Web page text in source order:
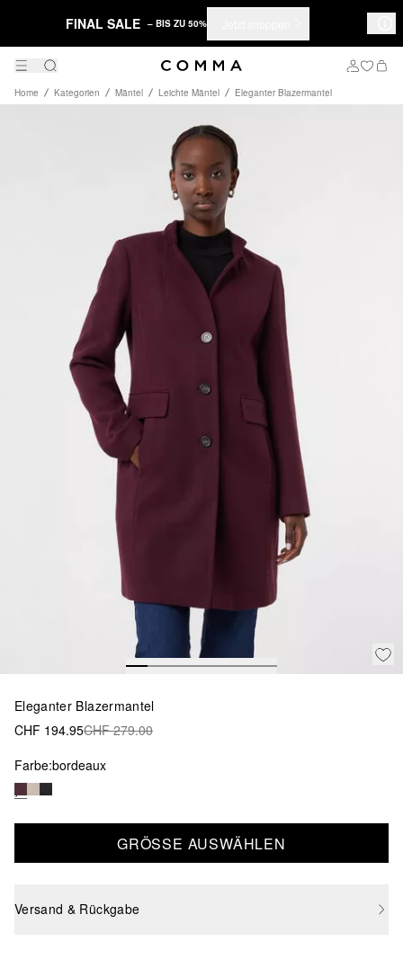
FINAL SALE – BIS ZU 50%
Home Kategorien Mäntel Leichte Mäntel Eleganter Blazermantel
Eleganter Blazermantel
CHF 194.95CHF 279.00
Farbe:bordeaux
GRÖSSE AUSWÄHLEN
Versand & Rückgabe